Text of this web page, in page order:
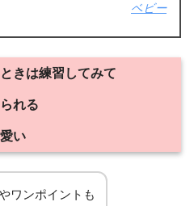
ベビー
きは練習してみて
れる
い
ワンポイントも